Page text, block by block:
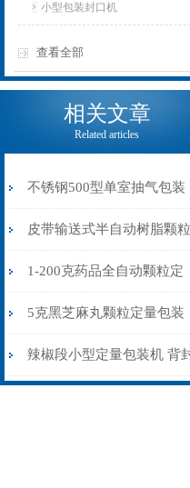
小型包装封口机
查看全部
相关文章
Related articles
不锈钢500型单室抽气包装
封口机价格多少
皮带输送式半自动树脂颗粒
包装机称重缝包一体
1-200克药品全自动颗粒定
量包装机
5克黑芝麻丸颗粒定量包装
机量杯式
辣椒段小型定量包装机 背